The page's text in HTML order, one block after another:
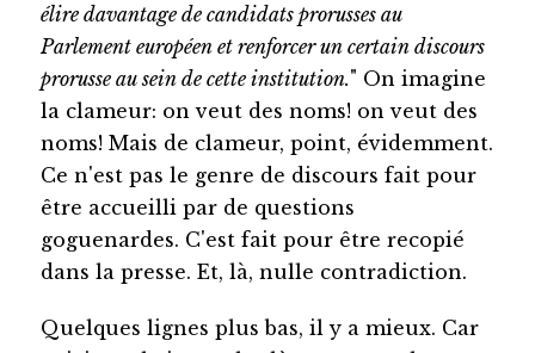
élire davantage de candidats prorusses au
Parlement européen et renforcer un certain discours
prorusse au sein de cette institution." On imagine
la clameur: on veut des noms! on veut des
noms! Mais de clameur, point, évidemment.
Ce n'est pas le genre de discours fait pour
être accueilli par de questions
goguenardes. C'est fait pour être recopié
dans la presse. Et, là, nulle contradiction.
Quelques lignes plus bas, il y a mieux. Car